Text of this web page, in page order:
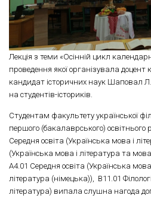
Лекція з теми «Осінній цикл
проведення якої організувала доцент
кандидат історичних наук Шаповал
на студентів-істориків.
Студентам факультету української
першого (бакалаврського) освітнього
Середня освіта (Українська мова і
(Українська мова і література та
А4.01 Середня освіта (Українська
література (німецька)), В11.01
література) випала слушна нагода